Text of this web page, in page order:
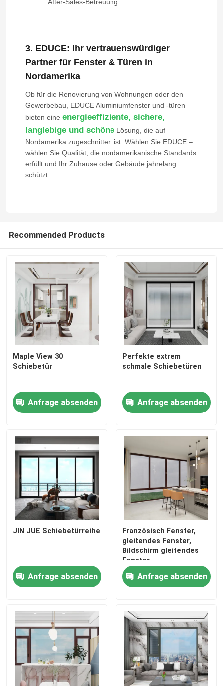
After-Sales-Betreuung.
3. EDUCE: Ihr vertrauenswürdiger
Partner für Fenster & Türen in
Nordamerika
Ob für die Renovierung von Wohnungen oder den
Gewerbebau, EDUCE Aluminiumfenster und -türen
bieten eine energieeffiziente, sichere,
langlebige und schöneLösung, die auf
Nordamerika zugeschnitten ist. Wählen Sie EDUCE –
wählen Sie Qualität, die nordamerikanische Standards
erfüllt und Ihr Zuhause oder Gebäude jahrelang
schützt.
Recommended Products
Maple View 30
Schiebetür
Anfrage absenden
Perfekte extrem
schmale Schiebetüren
Anfrage absenden
JIN JUE Schiebetürreihe
Anfrage absenden
Französisch Fenster,
gleitendes Fenster,
Bildschirm gleitendes
Fenster
Anfrage absenden